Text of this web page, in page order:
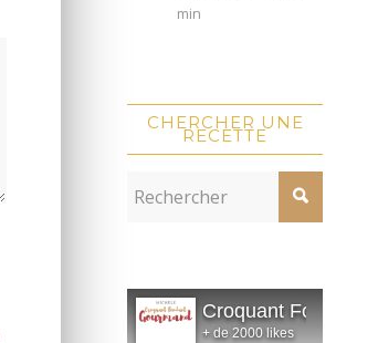
min
CHERCHER UNE
RECETTE
Croquant Fondant
+ de 2000 likes